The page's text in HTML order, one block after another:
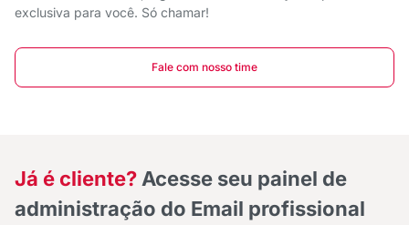
exclusiva para você. Só chamar!
Fale com nosso time
Já é cliente? Acesse seu painel de
administração do Email profissional